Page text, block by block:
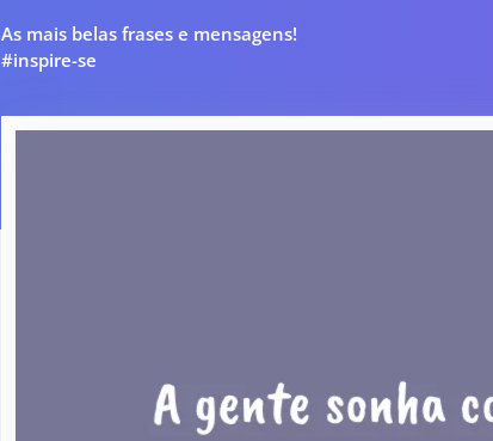
As mais belas frases e mensagens!
#inspire-se